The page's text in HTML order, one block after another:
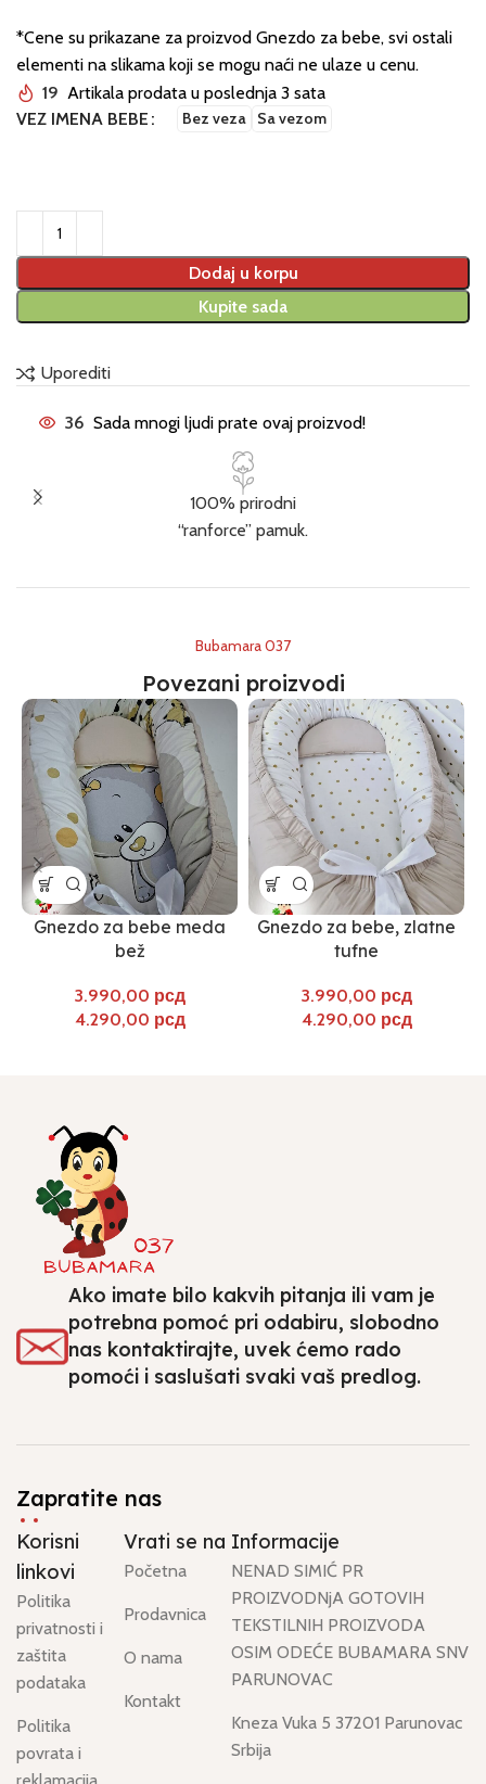
*Cene su prikazane za proizvod Gnezdo za bebe, svi ostali
elementi na slikama koji se mogu naći ne ulaze u cenu.
19 Artikala prodata u poslednja 3 sata
VEZ IMENA BEBE
Bez veza Sa vezom
Dodaj u korpu
Kupite sada
Uporediti
36 Sada mnogi ljudi prate ovaj proizvod!
100% prirodni
“ranforce” pamuk.
Bubamara 037
Povezani proizvodi
Gnezdo za bebe meda
bež
рсд
рсд
Gnezdo za bebe, zlatne
tufne
рсд
рсд
Ako imate bilo kakvih pitanja ili vam je
potrebna pomoć pri odabiru, slobodno
nas kontaktirajte, uvek ćemo rado
pomoći i saslušati svaki vaš predlog.
Zapratite nas
Korisni
linkovi
Politika
privatnosti i
zaštita
podataka
Politika
povrata i
Vrati se na
Početna
Prodavnica
O nama
Kontakt
Informacije
NENAD SIMIĆ PR
PROIZVODNjA GOTOVIH
TEKSTILNIH PROIZVODA
OSIM ODEĆE BUBAMARA SNV
PARUNOVAC
Kneza Vuka 5 37201 Parunovac
Srbija